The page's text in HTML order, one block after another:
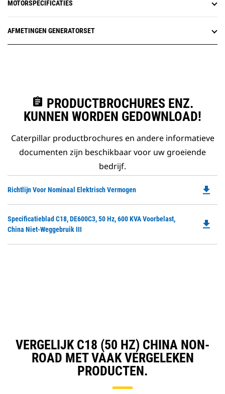
MOTORSPECIFICATIES
AFMETINGEN GENERATORSET
assignment PRODUCTBROCHURES ENZ.
KUNNEN WORDEN GEDOWNLOAD!
Caterpillar productbrochures en andere informatieve
documenten zijn beschikbaar voor uw groeiende
bedrijf.
Richtlijn Voor Nominaal Elektrisch Vermogen file_download
Specificatieblad C18, DE600C3, 50 Hz, 600 KVA Voorbelast,
China Niet-Weggebruik III
file_download
VERGELIJK C18 (50 HZ) CHINA NON-
ROAD MET VAAK VERGELEKEN
PRODUCTEN.